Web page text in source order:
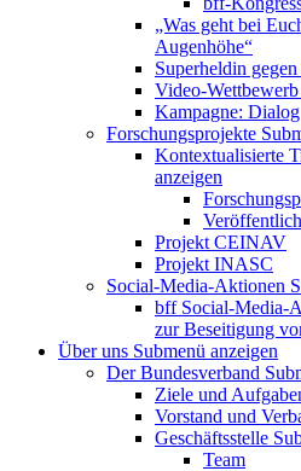
„Was geht bei
Augenhöhe“
Superheldin
Video-Wettbewerb
Kampagne: Dialog
Forschungsprojekte
Kontextualisierte
anzeigen
Projekt CEINAV
Projekt INASC
Social-Media-Aktionen
bff Social-Media-
zur Beseitigung
Über uns Submenü anzeigen
Der Bundesverband
Ziele und
Vorstand und
Geschäftsstelle
Team